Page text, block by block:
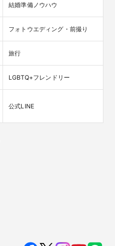
結婚準備ノウハウ
フォトウエディング・前撮り
旅行
LGBTQ+フレンドリー
公式LINE